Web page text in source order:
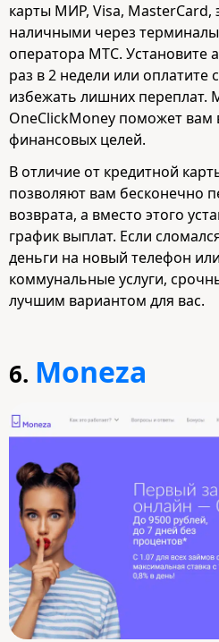
карты МИР, Visa, MasterCard,
наличными через
оператора МТС. Установите
раз в 2 недели или оплатите
избежать лишних переплат.
OneClickMoney поможет
финансовых целей.
В отличие от кредитной
позволяют вам бесконечно
возврата, а вместо этого
график выплат. Если
деньги на новый телефон
коммунальные услуги,
лучшим вариантом для вас.
6. Moneza